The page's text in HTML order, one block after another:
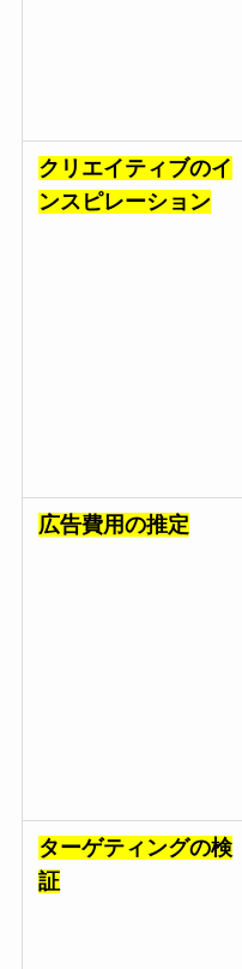
クリエイティブのイ
ンスピレーション
広告費用の推定
ターゲティングの検
証